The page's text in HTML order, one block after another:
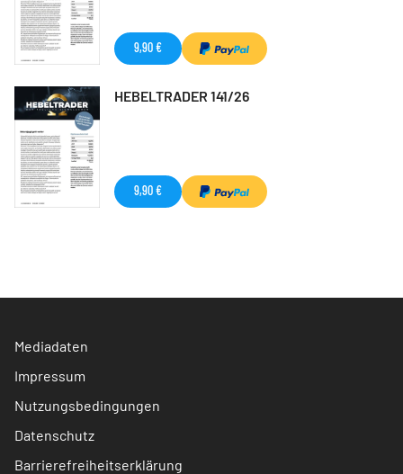
9,90 €
HEBELTRADER 141/26
9,90 €
Mediadaten
Impressum
Nutzungsbedingungen
Datenschutz
Barrierefreiheitserklärung